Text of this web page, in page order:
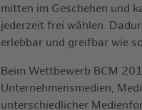
mitten im Geschehen und
jederzeit frei wählen.
erlebbar und greifbar wie
Beim Wettbewerb BCM
Unternehmensmedien,
unterschiedlicher